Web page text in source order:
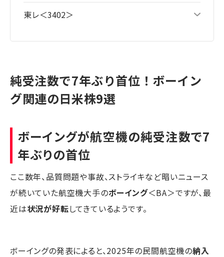
東レ＜3402＞
純受注数で7年ぶり首位！ボーイン
グ関連の日米株9選
ボーイングが航空機の純受注数で7
年ぶりの首位
ここ数年、品質問題や事故、ストライキなど暗いニュース
が続いていた航空機大手のボーイング＜BA＞ですが、最
近は状況が好転してきているようです。
ボーイングの発表によると、2025年の民間航空機の納入